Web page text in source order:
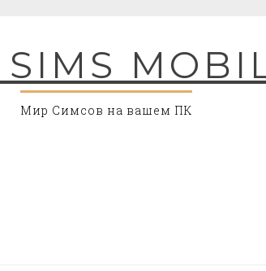
Мир Симсов на вашем ПК